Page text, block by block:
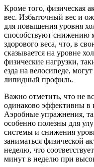
Кроме того, физическая
вес. Избыточный вес и
для повышения уровня
способствуют снижению
здорового веса, что, в
сказывается на уровне
физические нагрузки,
езда на велосипеде,
липидный профиль.
Важно отметить, что не
одинаково эффективны в
Аэробные упражнения,
особенно полезны для
системы и снижения
заниматься физической
неделю, что
минут в неделю при